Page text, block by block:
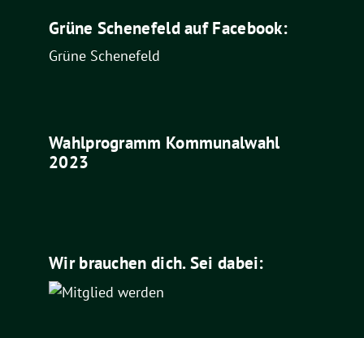
Grüne Schenefeld auf Facebook:
Grüne Schenefeld
Wahlprogramm Kommunalwahl
2023
Wir brauchen dich. Sei dabei: